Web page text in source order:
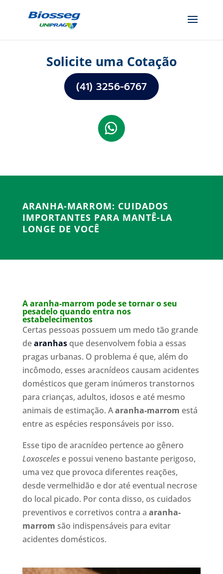
Solicite uma Cotação
(41) 3256-6767
ARANHA-MARROM: CUIDADOS
IMPORTANTES PARA MANTÊ-LA
LONGE DE VOCÊ
A aranha-marrom pode se tornar o seu
pesadelo quando entra nos
estabelecimentos
Certas pessoas possuem um medo tão grande
dearanhasque desenvolvem fobia a essas
pragas urbanas. O problema é que, além do
incômodo, esses aracnídeos causam acidentes
domésticos que geram inúmeros transtornos
para crianças, adultos, idosos e até mesmo
animais de estimação. Aaranha-marrom está
entre as espécies responsáveis por isso.
Esse tipo de aracnídeo pertence ao gênero
Loxoscelese possui veneno bastante perigoso,
uma vez que provoca diferentes reações,
desde vermelhidão e dor até eventual necrose
do local picado. Por conta disso, os cuidados
preventivos e corretivos contra a aranha-
marrom são indispensáveis para evitar
acidentes domésticos.